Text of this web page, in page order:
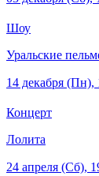
Шоу
Уральские
14 декабря (Пн),
Концерт
Лолита
24 апреля (Сб),